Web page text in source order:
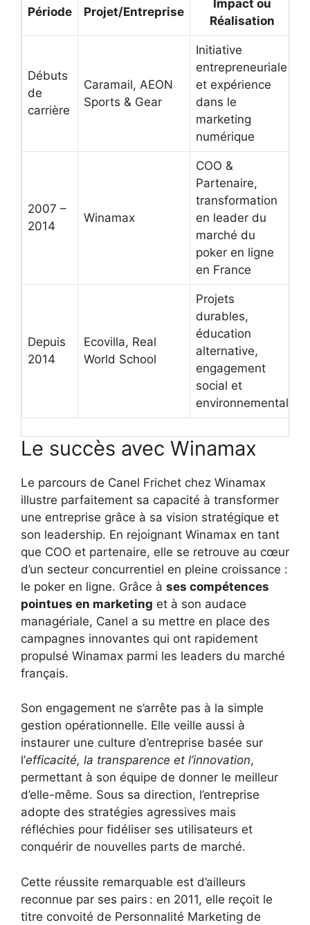
Période Projet/Entreprise
Impact ou
Réalisation
Débuts
de
carrière
Caramail, AEON
Sports & Gear
Initiative
entrepreneuriale
et expérience
dans le
marketing
numérique
2007 –
2014
Winamax
COO &
Partenaire,
transformation
en leader du
marché du
poker en ligne
en France
Depuis
2014
Ecovilla, Real
World School
Projets
durables,
éducation
alternative,
engagement
social et
environnemental
Le succès avec Winamax
Le parcours de Canel Frichet chez Winamax
illustre parfaitement sa capacité à transformer
une entreprise grâce à sa vision stratégique et
son leadership. En rejoignant Winamax en tant
que COO et partenaire, elle se retrouve au cœur
d’un secteur concurrentiel en pleine croissance :
le poker en ligne. Grâce à ses compétences
pointues en marketing et à son audace
managériale, Canel a su mettre en place des
campagnes innovantes qui ont rapidement
propulsé Winamax parmi les leaders du marché
français.
Son engagement ne s’arrête pas à la simple
gestion opérationnelle. Elle veille aussi à
instaurer une culture d’entreprise basée sur
l’efficacité, la transparence et l’innovation,
permettant à son équipe de donner le meilleur
d’elle-même. Sous sa direction, l’entreprise
adopte des stratégies agressives mais
réfléchies pour fidéliser ses utilisateurs et
conquérir de nouvelles parts de marché.
Cette réussite remarquable est d’ailleurs
reconnue par ses pairs : en 2011, elle reçoit le
titre convoité de Personnalité Marketing de